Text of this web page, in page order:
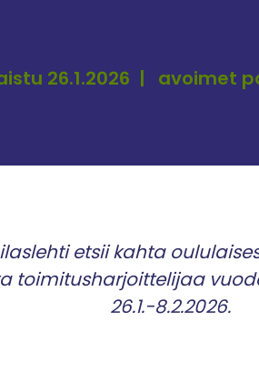
26.1.2026 avoimet
etsii kahta
toimitusharjoittelijaa
26.1.-8.2.2026.